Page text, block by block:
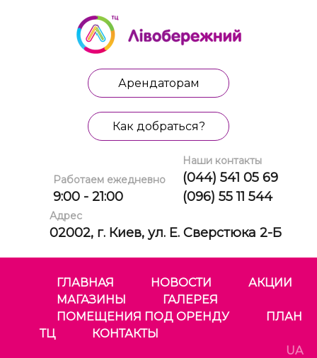
Арендаторам
Как добраться?
Работаем ежедневно
9:00 - 21:00
Наши контакты
(044) 541 05 69
(096) 55 11 544
Адрес
02002, г. Киев, ул. Е. Сверстюка 2-Б
ГЛАВНАЯ НОВОСТИ
АКЦИИ
МАГАЗИНЫ
ГАЛЕРЕЯ
ПОМЕЩЕНИЯ ПОД ОРЕНДУ
ПЛАН
ТЦ
КОНТАКТЫ
UA